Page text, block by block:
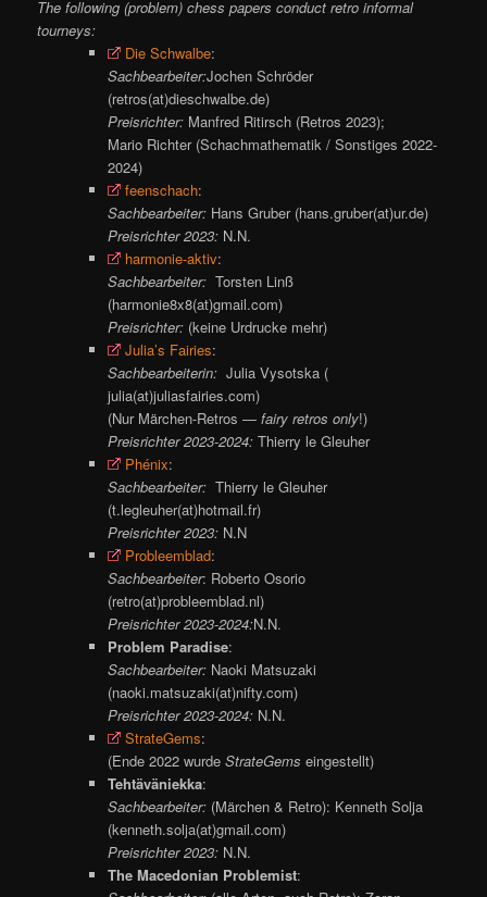
The following (problem) chess papers conduct retro informal
tourneys:
Die Schwalbe:
Sachbearbeiter:Jochen Schröder
(retros(at)dieschwalbe.de)
Preisrichter: Manfred Ritirsch (Retros 2023);
Mario Richter (Schachmathematik / Sonstiges 2022-
2024)
feenschach:
Sachbearbeiter: Hans Gruber (hans.gruber(at)ur.de)
Preisrichter 2023: N.N.
harmonie-aktiv:
Sachbearbeiter: Torsten Linß
(harmonie8x8(at)gmail.com)
Preisrichter: (keine Urdrucke mehr)
Julia’s Fairies:
Sachbearbeiterin: Julia Vysotska (
julia(at)juliasfairies.com)
(Nur Märchen-Retros —fairy retros only!)
Preisrichter 2023-2024:Thierry le Gleuher
Phénix:
Sachbearbeiter: Thierry le Gleuher
(t.legleuher(at)hotmail.fr)
Preisrichter 2023: N.N
Probleemblad:
Sachbearbeiter: Roberto Osorio
(retro(at)probleemblad.nl)
Preisrichter 2023-2024:N.N.
Problem Paradise:
Sachbearbeiter: Naoki Matsuzaki
(naoki.matsuzaki(at)nifty.com)
Preisrichter 2023-2024: N.N.
StrateGems:
(Ende 2022 wurdeStrateGems eingestellt)
Tehtäväniekka:
Sachbearbeiter: (Märchen & Retro): Kenneth Solja
(kenneth.solja(at)gmail.com)
Preisrichter 2023: N.N.
The Macedonian Problemist: